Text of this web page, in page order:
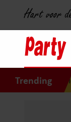
Hart voor
Trending
met